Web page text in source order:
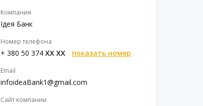
Компания
Ідея Банк
Номер телефона
+ 380 50 374 XX XX показать номер
Email
infoideaBank1@gmail.com
Сайт компании